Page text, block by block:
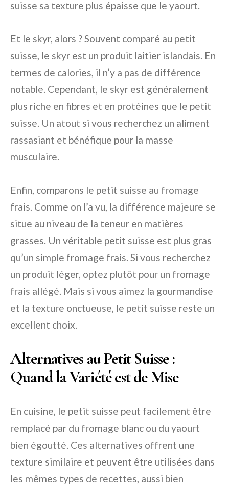
suisse sa texture plus épaisse que le yaourt.
Et le skyr, alors ? Souvent comparé au petit
suisse, le skyr est un produit laitier islandais. En
termes de calories, il n’y a pas de différence
notable. Cependant, le skyr est généralement
plus riche en fibres et en protéines que le petit
suisse. Un atout si vous recherchez un aliment
rassasiant et bénéfique pour la masse
musculaire.
Enfin, comparons le petit suisse au fromage
frais. Comme on l’a vu, la différence majeure se
situe au niveau de la teneur en matières
grasses. Un véritable petit suisse est plus gras
qu’un simple fromage frais. Si vous recherchez
un produit léger, optez plutôt pour un fromage
frais allégé. Mais si vous aimez la gourmandise
et la texture onctueuse, le petit suisse reste un
excellent choix.
Alternatives au Petit Suisse :
Quand la Variété est de Mise
En cuisine, le petit suisse peut facilement être
remplacé par du fromage blanc ou du yaourt
bien égoutté. Ces alternatives offrent une
texture similaire et peuvent être utilisées dans
les mêmes types de recettes, aussi bien